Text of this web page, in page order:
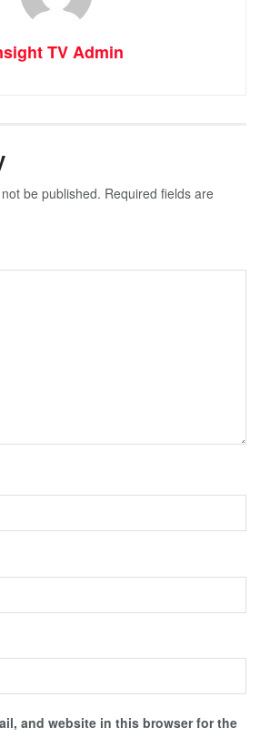
TV Admin
be published. Required fields are
and website in this browser for the